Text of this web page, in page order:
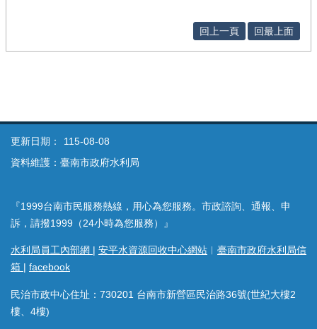
回上一頁 回最上面
更新日期：
115-08-08
資料維護：臺南市政府水利局
『1999台南市民服務熱線，用心為您服務。市政諮詢、通報、申
訴，請撥1999（24小時為您服務）』
水利局員工內部網 | 安平水資源回收中心網站 ︱ 臺南市政府水利局信
箱 | facebook
民治市政中心住址：730201 台南市新營區民治路36號(世紀大樓2
樓、4樓)